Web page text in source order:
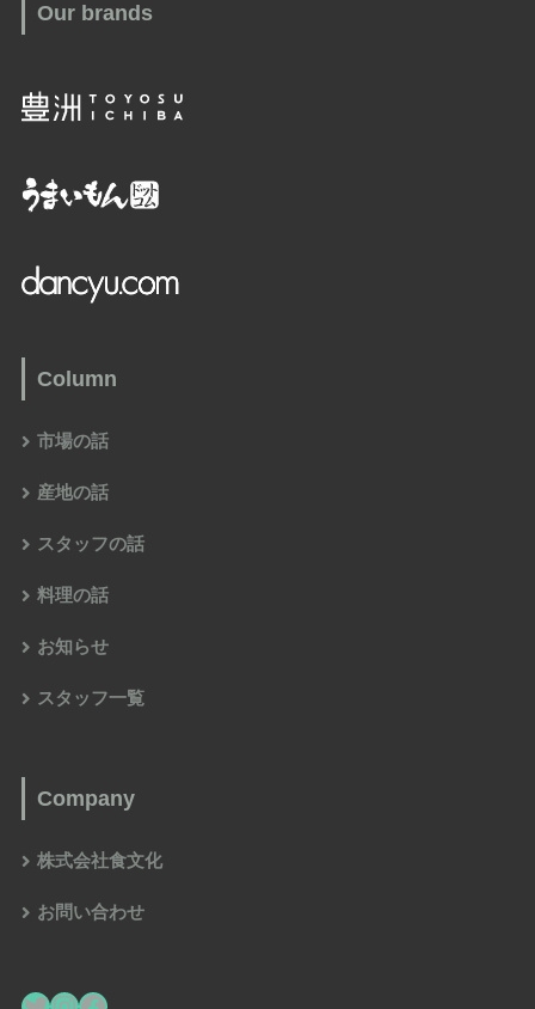
Our brands
Column
市場の話
産地の話
スタッフの話
料理の話
お知らせ
スタッフ一覧
Company
株式会社食文化
お問い合わせ